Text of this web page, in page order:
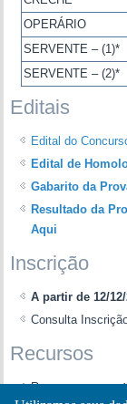
OPERÁRIO
SERVENTE – (1)*
SERVENTE – (2)*
Editais
Edital do
Edital de
Gabarito da
Resultado da
Aqui
Inscrição
A partir de 12/
Consulta
Recursos
Recursos – a